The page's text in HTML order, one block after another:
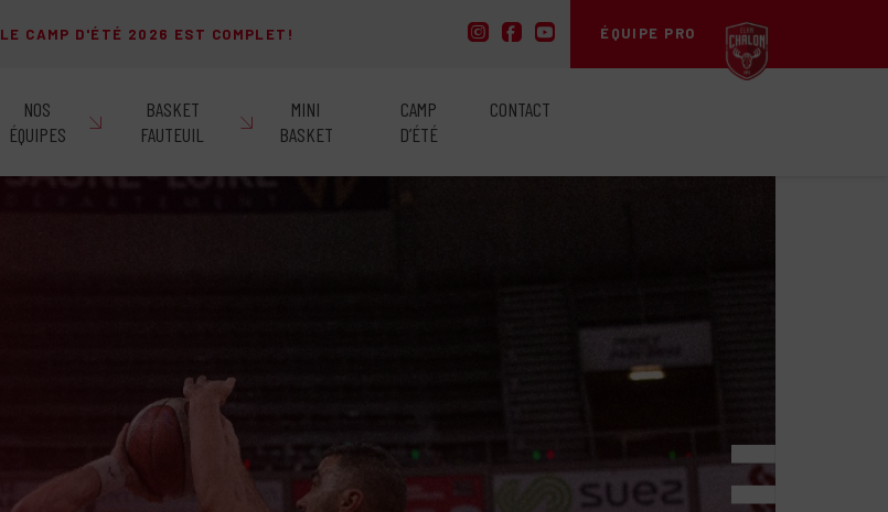
LE CAMP D'ÉTÉ 2026 EST COMPLET! ÉQUIPE PRO
NOS
ÉQUIPES
BASKET
FAUTEUIL
MINI
BASKET
CAMP
D’ÉTÉ
CONTACT